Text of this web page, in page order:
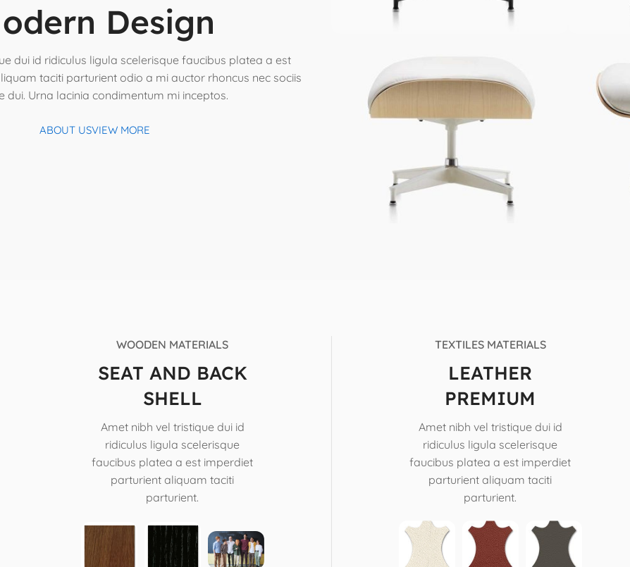
Design
dui id ridiculus ligula scelerisque faucibus platea a est
taciti parturient odio a mi auctor rhoncus nec sociis
dui. Urna lacinia condimentum mi inceptos.
ABOUT USVIEW MORE
WOODEN MATERIALS
SEAT AND BACK
SHELL
Amet nibh vel tristique dui id
ridiculus ligula scelerisque
faucibus platea a est imperdiet
parturient aliquam taciti
parturient.
TEXTILES MATERIALS
LEATHER
PREMIUM
Amet nibh vel tristique dui id
ridiculus ligula scelerisque
faucibus platea a est imperdiet
parturient aliquam taciti
parturient.